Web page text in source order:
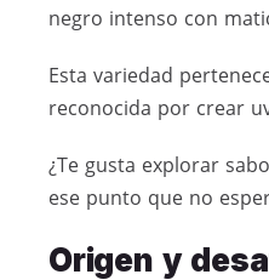
negro intenso con
Esta variedad
reconocida por crear
¿Te gusta explorar
ese punto que no
Origen y